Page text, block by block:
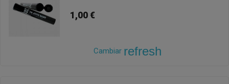
1,00 €
Cambiar refresh